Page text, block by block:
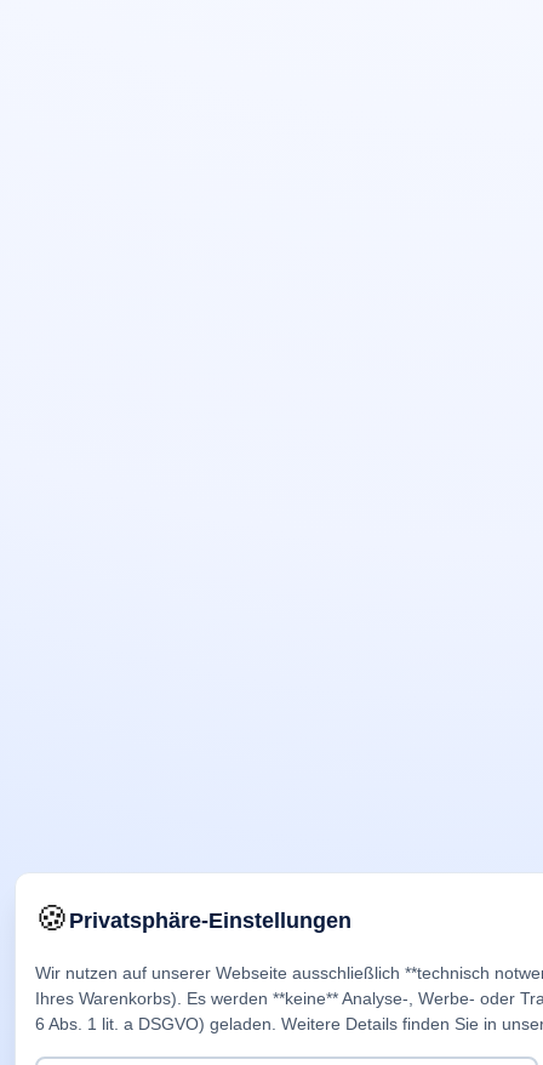
🍪Privatsphäre-Einstellungen
Wir nutzen auf unserer Webseite ausschließlich **technisch
Ihres Warenkorbs). Es werden **keine** Analyse-, Werbe- oder
6 Abs. 1 lit. a DSGVO) geladen. Weitere Details finden Sie in